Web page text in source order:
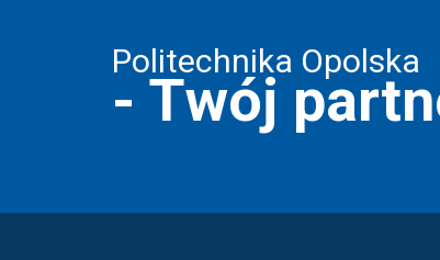
Politechnika Opolska
- Twój